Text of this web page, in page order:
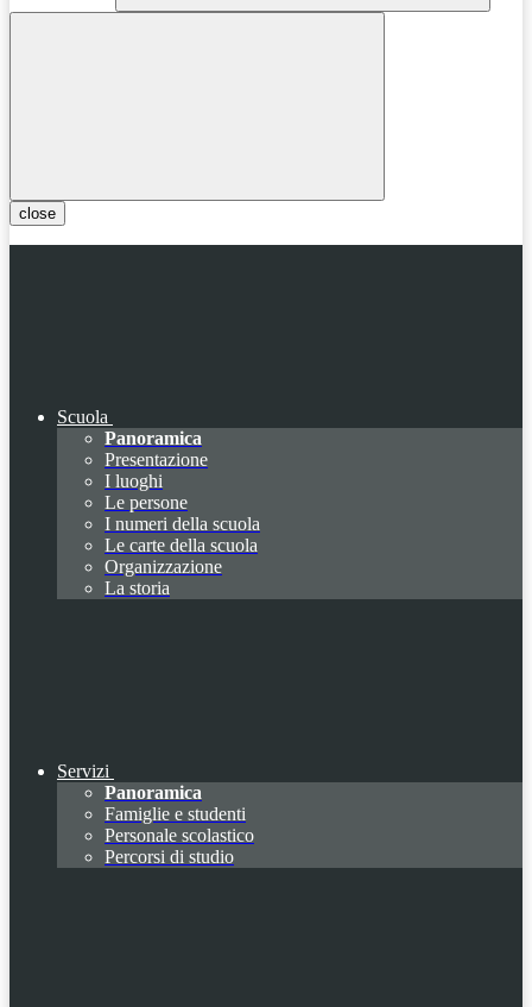
close
Scuola
Panoramica
Presentazione
I luoghi
Le persone
I numeri della scuola
Le carte della scuola
Organizzazione
La storia
Servizi
Panoramica
Famiglie e studenti
Personale scolastico
Percorsi di studio